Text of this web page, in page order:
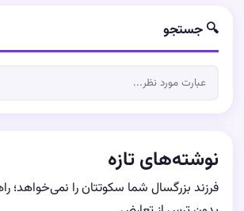
🔍 جستجو
نوشته‌های تازه
فرزند بزرگسال شما سکوتتان را نمی‌خواهد؛